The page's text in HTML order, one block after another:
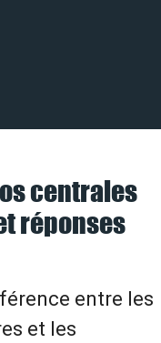
centrales
réponses
entre les
et les